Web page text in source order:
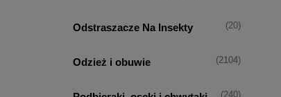
Odstraszacze Na Insekty (20)
Odzież i obuwie (2104)
(240)